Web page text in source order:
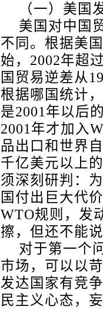
（一）美国
美国对中国
不同。根据美
始， 2002年超
国贸易逆差从
根据哪国统计
是2001 年以后
2001 年才加入
品出口和世界
千亿美元以上
须深刻研判：
国付出巨大代
WTO规则，发
擦，但还不能
对于第一个
市场，可以以
发达国家有竞
民主义心态，